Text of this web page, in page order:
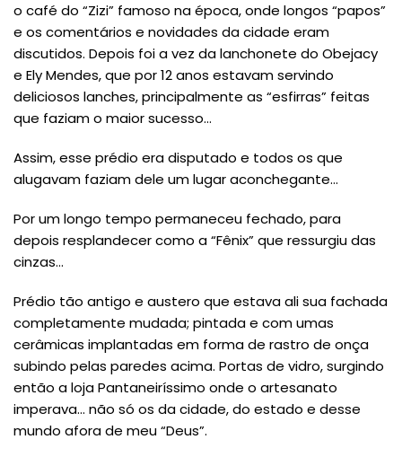
o café do “Zizi” famoso na época, onde longos “papos”
e os comentários e novidades da cidade eram
discutidos. Depois foi a vez da lanchonete do Obejacy
e Ely Mendes, que por 12 anos estavam servindo
deliciosos lanches, principalmente as “esfirras” feitas
que faziam o maior sucesso…
Assim, esse prédio era disputado e todos os que
alugavam faziam dele um lugar aconchegante…
Por um longo tempo permaneceu fechado, para
depois resplandecer como a “Fênix” que ressurgiu das
cinzas…
Prédio tão antigo e austero que estava ali sua fachada
completamente mudada; pintada e com umas
cerâmicas implantadas em forma de rastro de onça
subindo pelas paredes acima. Portas de vidro, surgindo
então a loja Pantaneiríssimo onde o artesanato
imperava… não só os da cidade, do estado e desse
mundo afora de meu “Deus”.